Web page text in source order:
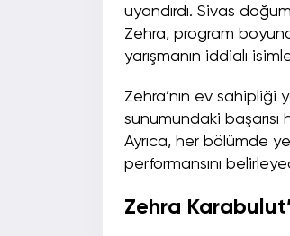
uyandırdı. Sivas
Zehra, program
yarışmanın iddialı
Zehra’nın ev sahipliği
sunumundaki
Ayrıca, her bölümde
performansını
Zehra